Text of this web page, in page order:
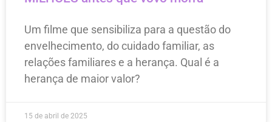
Um filme que sensibiliza para a questão do
envelhecimento, do cuidado familiar, as
relações familiares e a herança. Qual é a
herança de maior valor?
15 de abril de 2025